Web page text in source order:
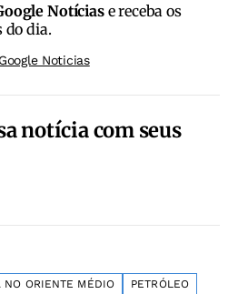
Notíciase receba os
do dia.
Noticias
notícia com seus
NO ORIENTE MÉDIO PETRÓLEO